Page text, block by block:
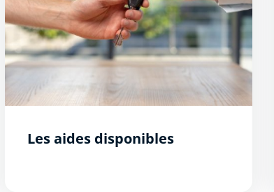
Les aides disponibles